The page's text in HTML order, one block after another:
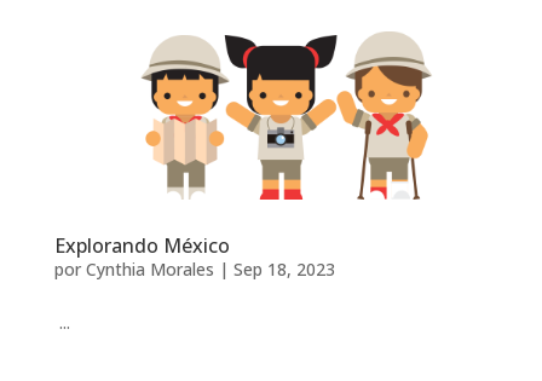
Explorando México
por Cynthia Morales | Sep 18, 2023
...